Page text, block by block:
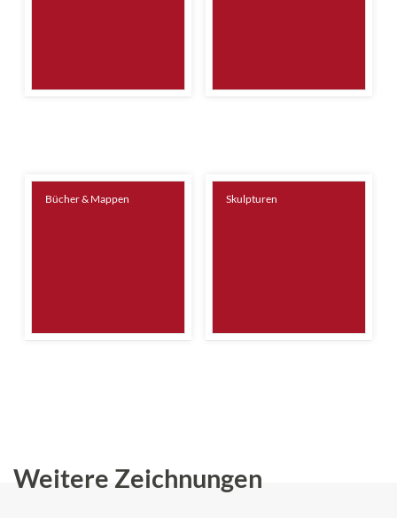
Bücher & Mappen Skulpturen
Weitere Zeichnungen